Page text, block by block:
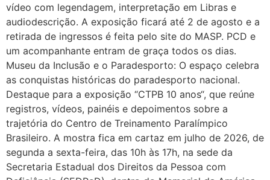
vídeo com legendagem, interpretação em Libras e
audiodescrição. A exposição ficará até 2 de agosto e a
retirada de ingressos é feita pelo site do MASP. PCD e
um acompanhante entram de graça todos os dias.
Museu da Inclusão e o Paradesporto: O espaço celebra
as conquistas históricas do paradesporto nacional.
Destaque para a exposição “CTPB 10 anos“, que reúne
registros, vídeos, painéis e depoimentos sobre a
trajetória do Centro de Treinamento Paralímpico
Brasileiro. A mostra fica em cartaz em julho de 2026, de
segunda a sexta-feira, das 10h às 17h, na sede da
Secretaria Estadual dos Direitos da Pessoa com